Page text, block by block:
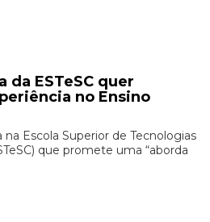
da ESTeSC quer
no Ensino
Escola Superior de Tecnologias
que promete uma “aborda